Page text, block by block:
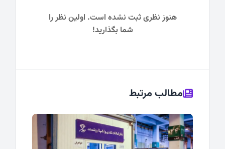
هنوز نظری ثبت نشده است. اولین نظر را
شما بگذارید!
مطالب مرتبط